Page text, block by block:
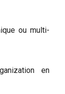
ou multi-
en